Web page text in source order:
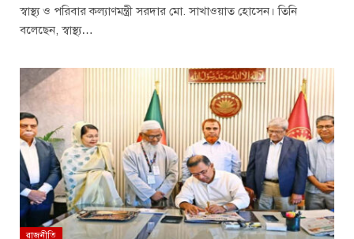
স্বাস্থ্য ও পরিবার কল্যাণমন্ত্রী সরদার মো. সাখাওয়াত হোসেন। তিনি
বলেছেন, স্বাস্থ্য…
রাজনীতি